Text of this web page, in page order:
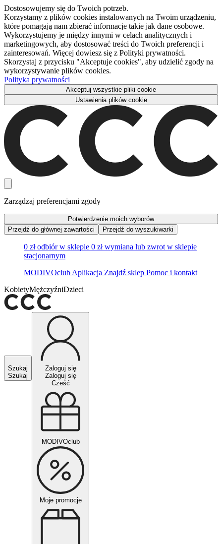
Dostosowujemy się do Twoich potrzeb.
Korzystamy z plików cookies instalowanych na Twoim urządzeniu,
które pomagają nam zbierać informacje takie jak dane osobowe.
Wykorzystujemy je między innymi w celach analitycznych i
marketingowych, aby dostosować treści do Twoich preferencji i
zainteresowań. Więcej dowiesz się z Polityki prywatności.
Skorzystaj z przycisku "Akceptuje cookies", aby udzielić zgody na
wykorzystywanie plików cookies.
Polityka prywatności
Akceptuj wszystkie pliki cookie
Ustawienia plików cookie
Zarządzaj preferencjami zgody
Potwierdzenie moich wyborów
Przejdź do głównej zawartości
Przejdź do wyszukiwarki
0 zł odbiór w sklepie 0 zł wymiana lub zwrot w sklepie
stacjonarnym
MODIVOclub Aplikacja Znajdź sklep Pomoc i kontakt
KobietyMężczyźniDzieci
Szukaj
Szukaj
Zaloguj się
Zaloguj się
Cześć
MODIVOclub
Moje promocje